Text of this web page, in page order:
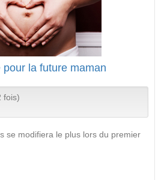
la future maman
fois)
se modifiera le plus lors du premier